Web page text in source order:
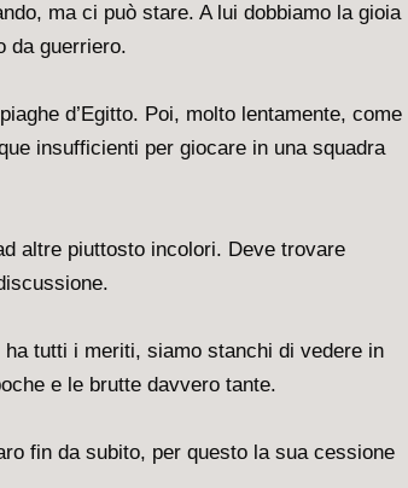
ma ci può stare. A lui dobbiamo la gioia
da guerriero.
d’Egitto. Poi, molto lentamente, come
insufficienti per giocare in una squadra
altre piuttosto incolori. Deve trovare
tutti i meriti, siamo stanchi di vedere in
e le brutte davvero tante.
fin da subito, per questo la sua cessione